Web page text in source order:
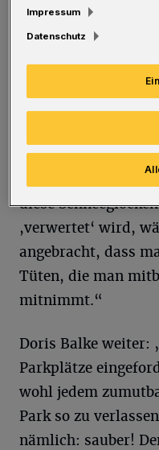
„Ich bin gerne
diesen nicht zu
Morgen alles
Masken in
Abfallbehälter
diese
,verwertet‘ wird,
angebracht, dass
Tüten, die man
mitnimmt.“
Doris Balke weiter:
Parkplätze
wohl jedem
Park so zu
nämlich: sauber!
Impressum
Datenschutz